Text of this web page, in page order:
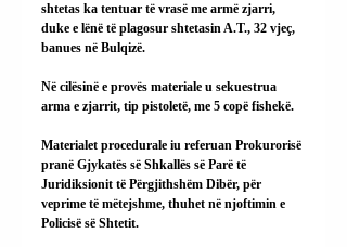
shtetas ka tentuar të vrasë me armë zjarri,
duke e lënë të plagosur shtetasin A.T., 32 vjeç,
banues në Bulqizë.
Në cilësinë e provës materiale u sekuestrua
arma e zjarrit, tip pistoletë, me 5 copë fishekë.
Materialet procedurale iu referuan Prokurorisë
pranë Gjykatës së Shkallës së Parë të
Juridiksionit të Përgjithshëm Dibër, për
veprime të mëtejshme, thuhet në njoftimin e
Policisë së Shtetit.